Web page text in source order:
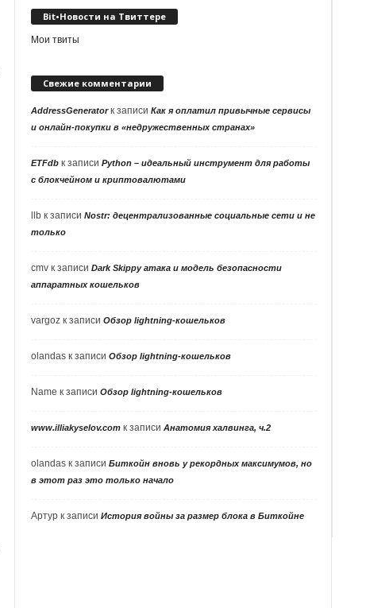
Bit•Новости на Твиттере
Мои твиты
Свежие комментарии
AddressGeneratorк записиКак я оплатил привычные сервисы
и онлайн-покупки в «недружественных странах»
ETFdb к записиPython – идеальный инструмент для работы
с блокчейном и криптовалютами
llb к записиNostr: децентрализованные социальные сети и не
только
cmv к записиDark Skippy атака и модель безопасности
аппаратных кошельков
vargoz к записиОбзор lightning-кошельков
olandas к записиОбзор lightning-кошельков
Name к записиОбзор lightning-кошельков
www.illiakyselov.com к записиАнатомия халвинга, ч.2
olandas к записиБиткойн вновь у рекордных максимумов, но
в этот раз это только начало
Артур к записиИстория войны за размер блока в Биткойне